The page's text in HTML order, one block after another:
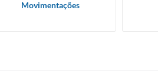
Movimentações